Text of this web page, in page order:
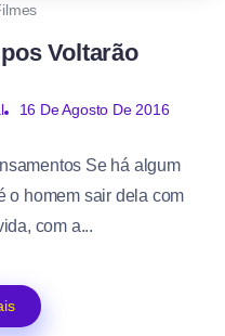
Voltarão
16 De Agosto De 2016
Se há algum
o homem sair dela com
com a...